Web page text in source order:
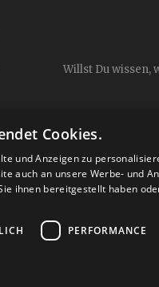
Willst Du wissen,
Cookies.
und Anzeigen zu
auch an unsere Werbe- und
ihnen bereitgestellt haben
PERFORMANCE